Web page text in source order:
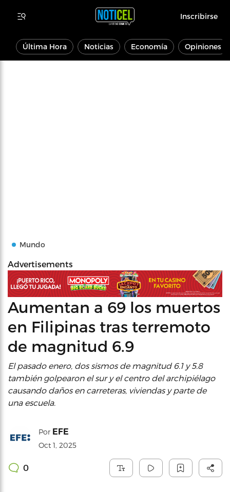
Inscribirse
Última Hora Noticias Economía Opiniones
Mundo
Advertisements
Aumentan a 69 los muertos
en Filipinas tras terremoto
de magnitud 6.9
El pasado enero, dos sismos de magnitud 6.1 y 5.8
también golpearon el sur y el centro del archipiélago
causando daños en carreteras, viviendas y parte de
una escuela.
Por EFE
Oct 1, 2025
0